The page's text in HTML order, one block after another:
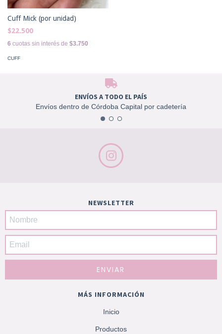
Cuff Mick (por unidad)
$22.500
6 cuotas sin interés de $3.750
CUFF
ENVÍOS A TODO EL PAÍS
Envíos dentro de Córdoba Capital por cadetería
NEWSLETTER
MÁS INFORMACIÓN
Inicio
Productos